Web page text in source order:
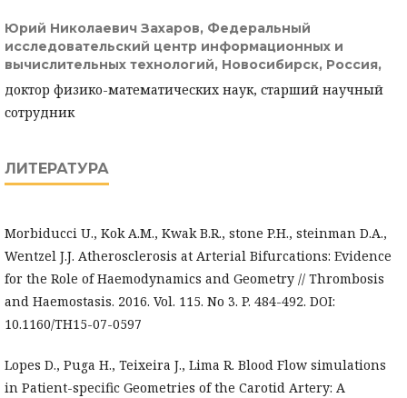
Юрий Николаевич Захаров, Федеральный
исследовательский центр информационных и
вычислительных технологий, Новосибирск, Россия,
доктор физико-математических наук, старший научный
сотрудник
ЛИТЕРАТУРА
Morbiducci U., Kok A.M., Kwak B.R., stone P.H., steinman D.A.,
Wentzel J.J. Atherosclerosis at Arterial Bifurcations: Evidence
for the Role of Haemodynamics and Geometry // Thrombosis
and Haemostasis. 2016. Vol. 115. No 3. P. 484-492. DOI:
10.1160/TH15-07-0597
Lopes D., Puga H., Teixeira J., Lima R. Blood Flow simulations
in Patient-specific Geometries of the Carotid Artery: A